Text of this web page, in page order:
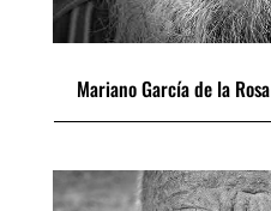
Mariano García de la Rosa